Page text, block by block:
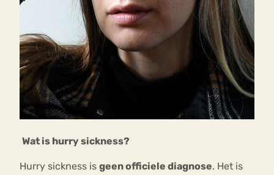
Wat is hurry sickness?
Hurry sickness is geen officiele diagnose. Het is